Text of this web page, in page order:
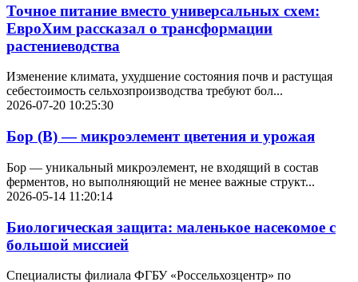
Точное питание вместо универсальных схем:
ЕвроХим рассказал о трансформации
растениеводства
Изменение климата, ухудшение состояния почв и растущая
себестоимость сельхозпроизводства требуют бол...
2026-07-20 10:25:30
Бор (B) — микроэлемент цветения и урожая
Бор — уникальный микроэлемент, не входящий в состав
ферментов, но выполняющий не менее важные структ...
2026-05-14 11:20:14
Биологическая защита: маленькое насекомое с
большой миссией
Специалисты филиала ФГБУ «Россельхозцентр» по